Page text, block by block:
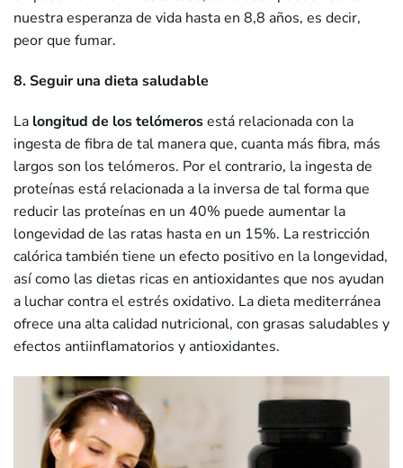
nuestra esperanza de vida hasta en 8,8 años, es decir,
peor que fumar.
8. Seguir una dieta saludable
La longitud de los telómerosestá relacionada con la
ingesta de fibra de tal manera que, cuanta más fibra, más
largos son los telómeros. Por el contrario, la ingesta de
proteínas está relacionada a la inversa de tal forma que
reducir las proteínas en un 40% puede aumentar la
longevidad de las ratas hasta en un 15%. La restricción
calórica también tiene un efecto positivo en la longevidad,
así como las dietas ricas en antioxidantes que nos ayudan
a luchar contra el estrés oxidativo. La dieta mediterránea
ofrece una alta calidad nutricional, con grasas saludables y
efectos antiinflamatorios y antioxidantes.